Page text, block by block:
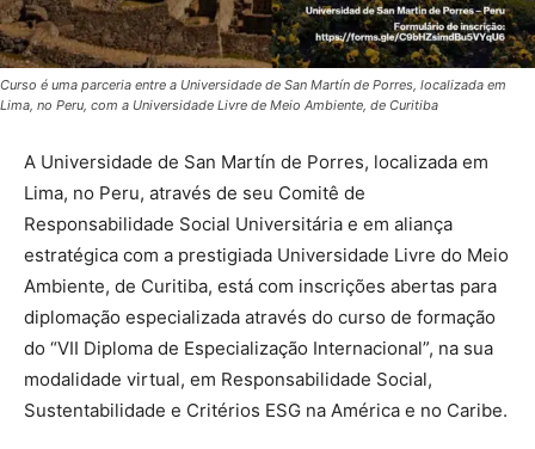
Curso é uma parceria entre a Universidade de San Martín de Porres, localizada em
Lima, no Peru, com a Universidade Livre de Meio Ambiente, de Curitiba
A Universidade de San Martín de Porres, localizada em
Lima, no Peru, através de seu Comitê de
Responsabilidade Social Universitária e em aliança
estratégica com a prestigiada Universidade Livre do Meio
Ambiente, de Curitiba, está com inscrições abertas para
diplomação especializada através do curso de formação
do “VII Diploma de Especialização Internacional”, na sua
modalidade virtual, em Responsabilidade Social,
Sustentabilidade e Critérios ESG na América e no Caribe.